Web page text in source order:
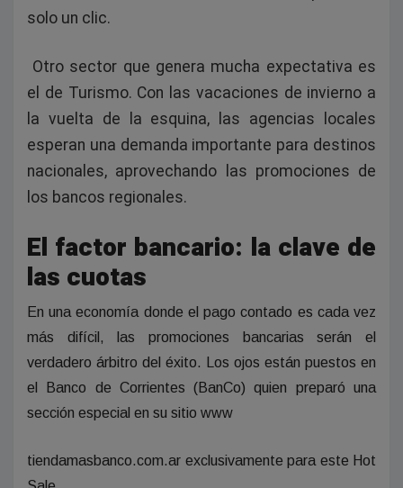
solo un clic.
Otro sector que genera mucha expectativa es
el de Turismo. Con las vacaciones de invierno a
la vuelta de la esquina, las agencias locales
esperan una demanda importante para destinos
nacionales, aprovechando las promociones de
los bancos regionales.
El factor bancario: la clave de
las cuotas
En una economía donde el pago contado es cada vez
más difícil, las promociones bancarias serán el
verdadero árbitro del éxito. Los ojos están puestos en
el Banco de Corrientes (BanCo) quien preparó una
sección especial en su sitio www
tiendamasbanco.com.ar exclusivamente para este Hot